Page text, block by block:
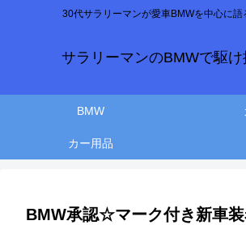
30代サラリーマンが愛車BMWを中心に語
サラリーマンのBMWで駆け
BMW
カー用品
BMW承認☆マーク付き新車